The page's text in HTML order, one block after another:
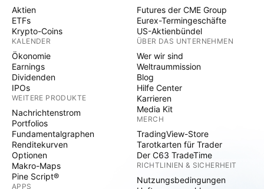
Aktien
ETFs
Krypto-Coins
KALENDER
Ökonomie
Earnings
Dividenden
IPOs
WEITERE PRODUKTE
Nachrichtenstrom
Portfolios
Fundamentalgraphen
Renditekurven
Optionen
Makro-Maps
Pine Script®
APPS
Futures der CME Group
Eurex-Termingeschäfte
US-Aktienbündel
ÜBER DAS UNTERNEHMEN
Wer wir sind
Weltraummission
Blog
Hilfe Center
Karrieren
Media Kit
MERCH
TradingView-Store
Tarotkarten für Trader
Der C63 TradeTime
RICHTLINIEN & SICHERHEIT
Nutzungsbedingungen